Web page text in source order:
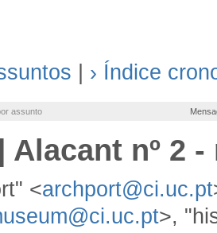
› Índice
assunto
Alacant nº 2
<archport@ci.uc.pt
>,